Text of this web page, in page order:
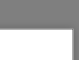
der